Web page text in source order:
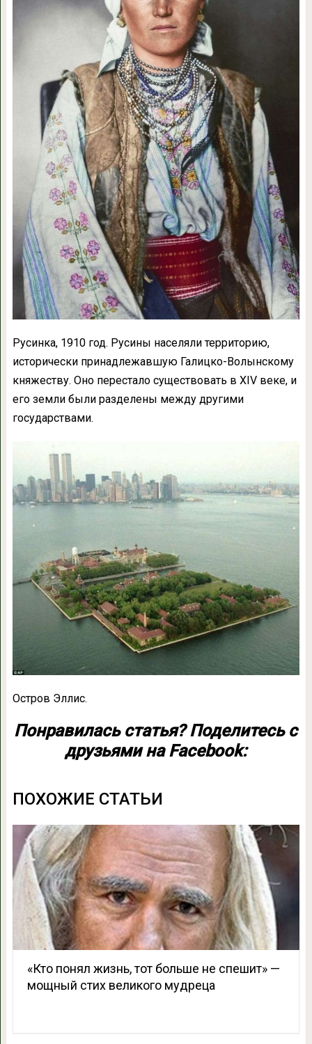
Русинка, 1910 год. Русины населяли территорию,
исторически принадлежавшую Галицко-Волынскому
княжеству. Оно перестало существовать в XIV веке, и
его земли были разделены между другими
государствами.
Остров Эллис.
Понравилась статья? Поделитесь с
друзьями на Facebook:
ПОХОЖИЕ СТАТЬИ
«Кто понял жизнь, тот больше не спешит» —
мощный стих великого мудреца